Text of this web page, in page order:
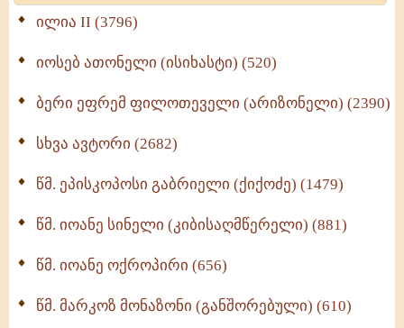
Wisdomge (514)
ქადაგებანი გაბრიელ ეპისკოპოსისა - II ტომი
სულიერი ცხოვრების სახელმძღვანელო -
ნაწილი II (369)
ილია II (3796)
იოსებ ათონელი (ისიხასტი) (520)
ბერი ეფრემ ფილოთეველი (არიზონელი) (2390)
სხვა ავტორი (2682)
წმ. ეპისკოპოსი გაბრიელი (ქიქოძე) (1479)
წმ. იოანე სინელი (კიბისაღმწერელი) (881)
წმ. იოანე ოქროპირი (656)
წმ. მარკოზ მონაზონი (განშორებული) (610)